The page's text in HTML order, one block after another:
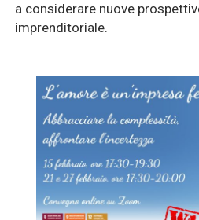
a considerare nuove
imprenditoriale.